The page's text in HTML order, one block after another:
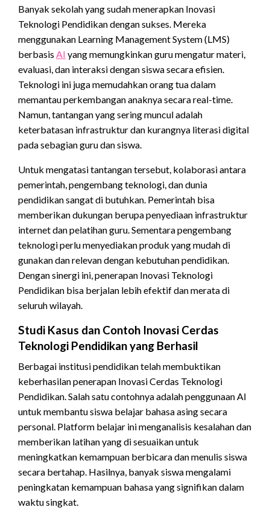
Banyak sekolah yang sudah menerapkan Inovasi
Teknologi Pendidikan dengan sukses. Mereka
menggunakan Learning Management System (LMS)
berbasis AI yang memungkinkan guru mengatur materi,
evaluasi, dan interaksi dengan siswa secara efisien.
Teknologi ini juga memudahkan orang tua dalam
memantau perkembangan anaknya secara real-time.
Namun, tantangan yang sering muncul adalah
keterbatasan infrastruktur dan kurangnya literasi digital
pada sebagian guru dan siswa.
Untuk mengatasi tantangan tersebut, kolaborasi antara
pemerintah, pengembang teknologi, dan dunia
pendidikan sangat di butuhkan. Pemerintah bisa
memberikan dukungan berupa penyediaan infrastruktur
internet dan pelatihan guru. Sementara pengembang
teknologi perlu menyediakan produk yang mudah di
gunakan dan relevan dengan kebutuhan pendidikan.
Dengan sinergi ini, penerapan Inovasi Teknologi
Pendidikan bisa berjalan lebih efektif dan merata di
seluruh wilayah.
Studi Kasus dan Contoh Inovasi Cerdas
Teknologi Pendidikan yang Berhasil
Berbagai institusi pendidikan telah membuktikan
keberhasilan penerapan Inovasi Cerdas Teknologi
Pendidikan. Salah satu contohnya adalah penggunaan AI
untuk membantu siswa belajar bahasa asing secara
personal. Platform belajar ini menganalisis kesalahan dan
memberikan latihan yang di sesuaikan untuk
meningkatkan kemampuan berbicara dan menulis siswa
secara bertahap. Hasilnya, banyak siswa mengalami
peningkatan kemampuan bahasa yang signifikan dalam
waktu singkat.